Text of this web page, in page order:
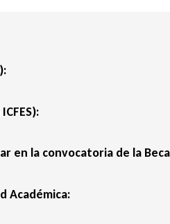
en la convocatoria de la
Académica: